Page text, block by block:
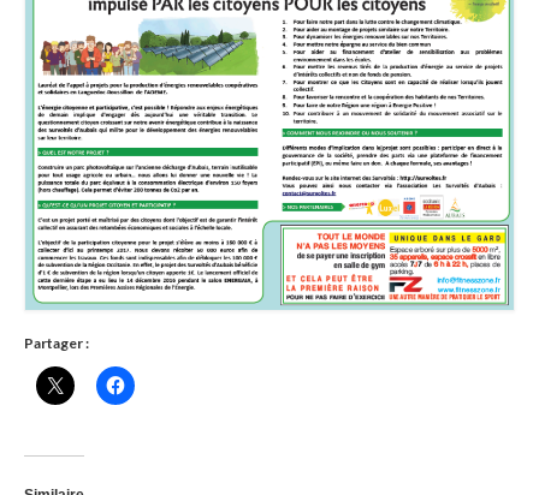
PROJETS
LE WATT CITOYEN
Parc Photovoltaïque
Structure juridique
Les lettres aux sociétaires
Inauguration du parc
THEMATIQUES
Partager :